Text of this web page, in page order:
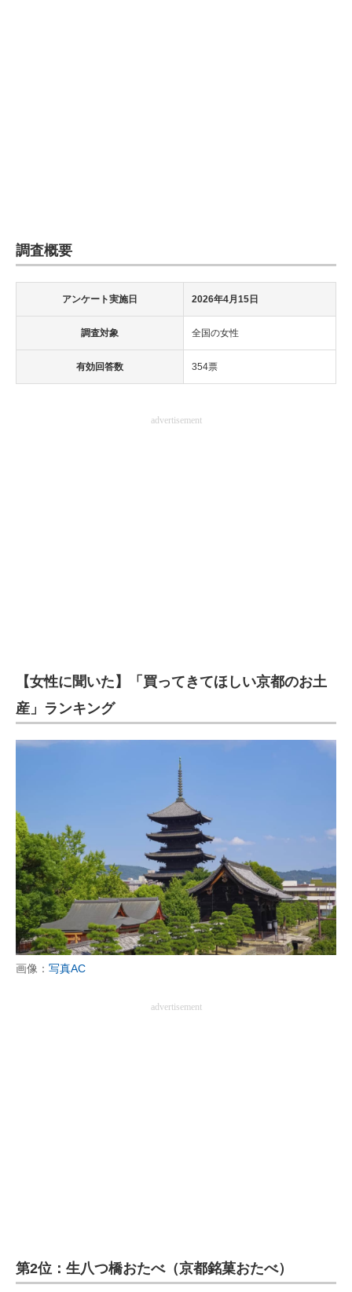
調査概要
アンケート実施日 2026年4月15日
調査対象 全国の女性
有効回答数 354票
advertisement
【女性に聞いた】「買ってきてほしい京都のお土
産」ランキング
画像： 写真AC
advertisement
第2位：生八つ橋おたべ（京都銘菓おたべ）